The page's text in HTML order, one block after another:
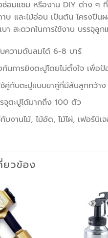
ซ่อมแซม หรืองาน DIY ต่าง ๆ
าษ และไม้อ่อน เป็นต้น โครงปื
า สะดวกในการใช้งาน บรรจุ
ความดันลมได้ 6-8 บาร์
กันการยิงตะปูโดยไม่ตั้งใจ เพื่อ
คู่กับตะปูแบบขาคู่ที่มีสันลูกกว้า
จุตะปูได้มากถึง 100 ตัว
บงานไม้, ไม้อัด, ไม้ไผ่, เฟอร์นิ
ยวข้อง